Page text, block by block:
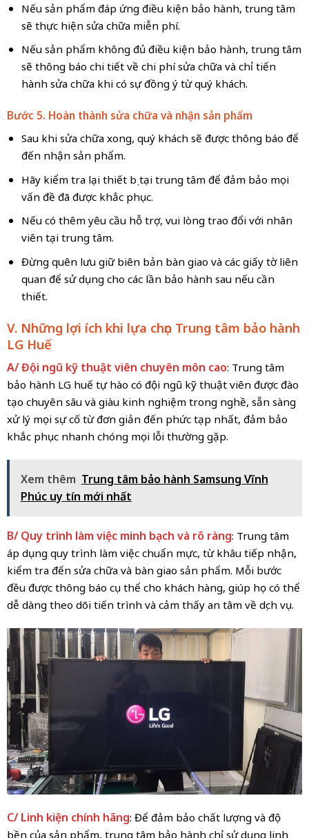
Nếu sản phẩm đáp ứng điều kiện bảo hành, trung tâm
sẽ thực hiện sửa chữa miễn phí.
Nếu sản phẩm không đủ điều kiện bảo hành, trung tâm
sẽ thông báo chi tiết về chi phí sửa chữa và chỉ tiến
hành sửa chữa khi có sự đồng ý từ quý khách.
Bước 5. Hoàn thành sửa chữa và nhận sản phẩm
Sau khi sửa chữa xong, quý khách sẽ được thông báo để
đến nhận sản phẩm.
Hãy kiểm tra lại thiết bị tại trung tâm để đảm bảo mọi
vấn đề đã được khắc phục.
Nếu có thêm yêu cầu hỗ trợ, vui lòng trao đổi với nhân
viên tại trung tâm.
Đừng quên lưu giữ biên bản bàn giao và các giấy tờ liên
quan để sử dụng cho các lần bảo hành sau nếu cần
thiết.
V. Những lợi ích khi lựa chọn Trung tâm bảo hành
LG Huế
A/ Đội ngũ kỹ thuật viên chuyên môn cao: Trung tâm
bảo hành LG huế tự hào có đội ngũ kỹ thuật viên được đào
tạo chuyên sâu và giàu kinh nghiệm trong nghề, sẵn sàng
xử lý mọi sự cố từ đơn giản đến phức tạp nhất, đảm bảo
khắc phục nhanh chóng mọi lỗi thường gặp.
Xem thêm Trung tâm bảo hành Samsung Vĩnh
Phúc uy tín mới nhất
B/ Quy trình làm việc minh bạch và rõ ràng: Trung tâm
áp dụng quy trình làm việc chuẩn mực, từ khâu tiếp nhận,
kiểm tra đến sửa chữa và bàn giao sản phẩm. Mỗi bước
đều được thông báo cụ thể cho khách hàng, giúp họ có thể
dễ dàng theo dõi tiến trình và cảm thấy an tâm về dịch vụ.
C/ Linh kiện chính hãng: Để đảm bảo chất lượng và độ
bền của sản phẩm, trung tâm bảo hành chỉ sử dụng linh